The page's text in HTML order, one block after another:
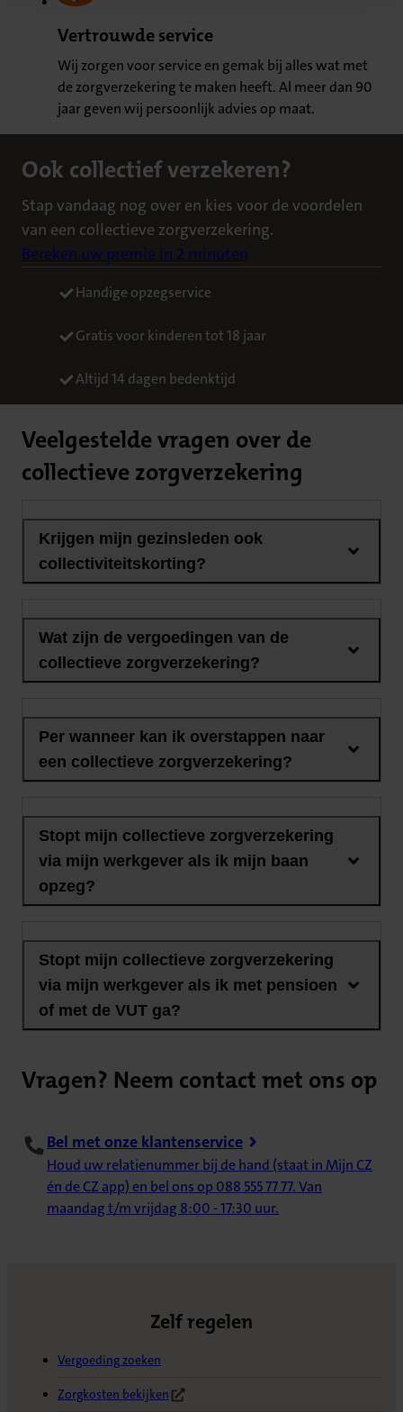
Vertrouwde service
Wij zorgen voor service en gemak bij alles wat met
de zorgverzekering te maken heeft. Al meer dan 90
jaar geven wij persoonlijk advies op maat.
Ook collectief verzekeren?
Stap vandaag nog over en kies voor de voordelen
van een collectieve zorgverzekering.
Bereken uw premie in 2 minuten
Handige opzegservice
Gratis voor kinderen tot 18 jaar
Altijd 14 dagen bedenktijd
Veelgestelde vragen over de
collectieve zorgverzekering
Krijgen mijn gezinsleden ook
collectiviteitskorting?
Wat zijn de vergoedingen van de
collectieve zorgverzekering?
Per wanneer kan ik overstappen naar
een collectieve zorgverzekering?
Stopt mijn collectieve zorgverzekering
via mijn werkgever als ik mijn baan
opzeg?
Stopt mijn collectieve zorgverzekering
via mijn werkgever als ik met pensioen
of met de VUT ga?
Vragen? Neem contact met ons op
Bel met onze klantenservice
Houd uw relatienummer bij de hand (staat in Mijn CZ
én de CZ app) en bel ons op 088 555 77 77. Van
maandag t/m vrijdag 8:00 - 17:30 uur.
Zelf regelen
Vergoeding zoeken
Zorgkosten bekijken
(Opent in nieuw tabblad)